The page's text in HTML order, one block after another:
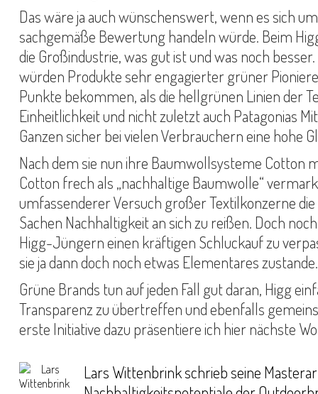
Das wäre ja auch wünschenswert, wenn es sich
sachgemäße Bewertung handeln würde. Beim
die Großindustrie, was gut ist und was noch
würden Produkte sehr engagierter grüner
Punkte bekommen, als die hellgrünen Linien der
Einheitlichkeit und nicht zuletzt auch Patagonias
Ganzen sicher bei vielen Verbrauchern eine hohe
Nach dem sie nun ihre Baumwollsysteme Cotton
Cotton frech als „nachhaltige Baumwolle“
umfassenderer Versuch großer Textilkonzerne
Sachen Nachhaltigkeit an sich zu reißen. Doch
Higg-Jüngern einen kräftigen Schluckauf zu
sie ja dann doch noch etwas Elementares zustande.
Grüne Brands tun auf jeden Fall gut daran, Higg
Transparenz zu übertreffen und ebenfalls
erste Initiative dazu präsentiere ich hier nächste
Lars Wittenbrink schrieb seine